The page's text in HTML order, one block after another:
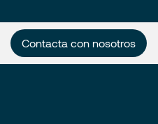
Contacta con nosotros